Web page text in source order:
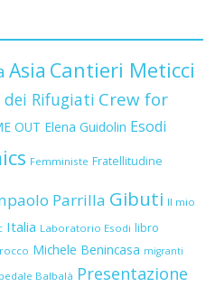
Asia Cantieri Meticci
dei Rifugiati Crew for
OUT Elena Guidolin Esodi
Femministe Fratellitudine
Parrilla Gibuti Il mio
Italia Laboratorio Esodi libro
Michele Benincasa migranti
Balbalà Presentazione